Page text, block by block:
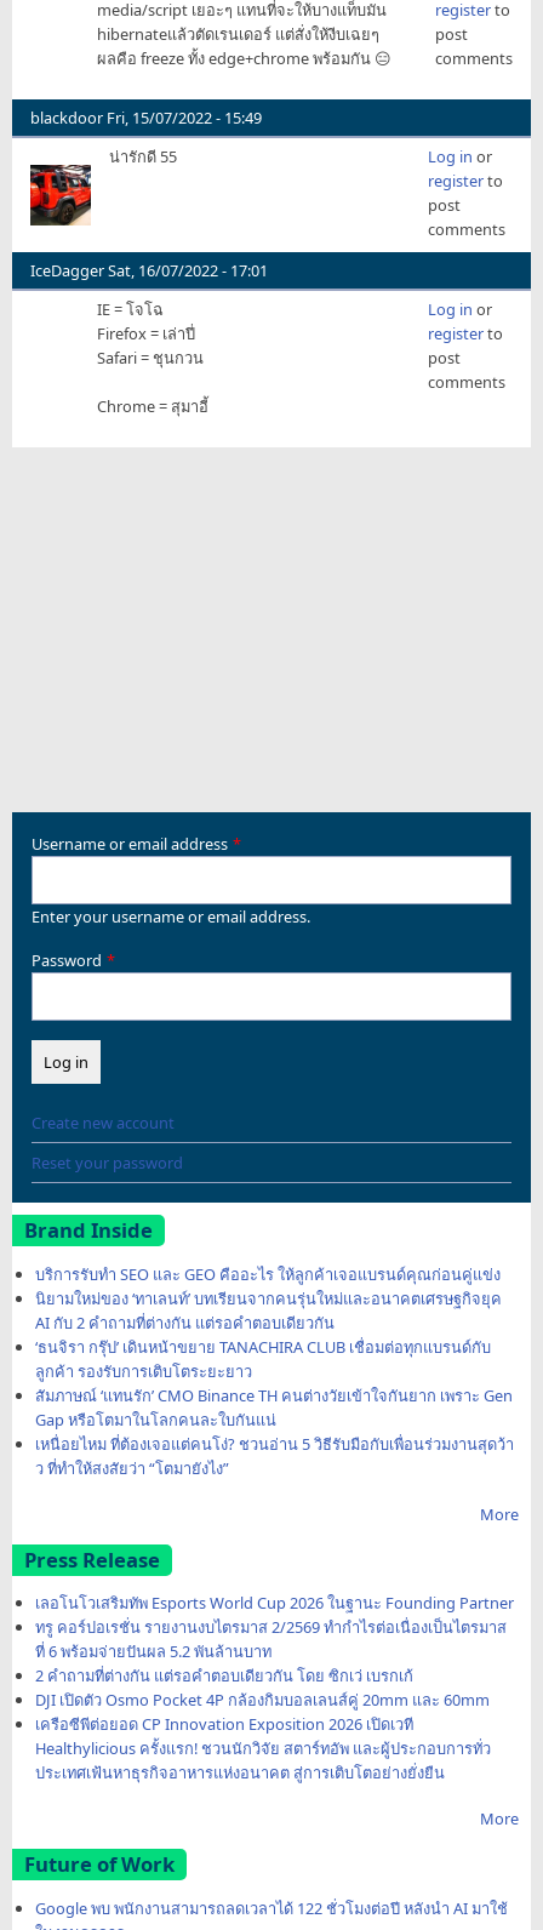
PH41
media/script เยอะๆ แทนที่จะให้บางแท็บมัน
hibernateแล้วตัดเรนเดอร์ แต่สั่งให้งีบเฉยๆ
ผลคือ freeze ทั้ง edge+chrome พร้อมกัน 😑
registerto
post
comments
blackdoor Fri, 15/07/2022 - 15:49
น่ารักดี 55
Log in or
registerto
post
comments
IceDaggerSat, 16/07/2022 - 17:01
IE = โจโฉ
Firefox = เล่าปี่
Safari = ชุนกวน
Chrome = สุมาอี้
Log in or
registerto
post
comments
Username or email address
Enter your username or email address.
Password
Create new account
Reset your password
Brand Inside
บริการรับทำ SEO และ GEO คืออะไร ให้ลูกค้าเจอแบรนด์คุณก่อนคู่แข่ง
นิยามใหม่ของ ‘ทาเลนท์’ บทเรียนจากคนรุ่นใหม่และอนาคตเศรษฐกิจยุค
AI กับ 2 คำถามที่ต่างกัน แต่รอคำตอบเดียวกัน
‘ธนจิรา กรุ๊ป’ เดินหน้าขยาย TANACHIRA CLUB เชื่อมต่อทุกแบรนด์กับ
ลูกค้า รองรับการเติบโตระยะยาว
สัมภาษณ์ ‘แทนรัก’ CMO Binance TH คนต่างวัยเข้าใจกันยาก เพราะ Gen
Gap หรือโตมาในโลกคนละใบกันแน่
เหนื่อยไหม ที่ต้องเจอแต่คนโง่? ชวนอ่าน 5 วิธีรับมือกับเพื่อนร่วมงานสุดว้า
ว ที่ทำให้สงสัยว่า “โตมายังไง”
More
Press Release
เลอโนโวเสริมทัพ Esports World Cup 2026 ในฐานะ Founding Partner
ทรู คอร์ปอเรชั่น รายงานงบไตรมาส 2/2569 ทำกำไรต่อเนื่องเป็นไตรมาส
ที่ 6 พร้อมจ่ายปันผล 5.2 พันล้านบาท
2 คำถามที่ต่างกัน แต่รอคำตอบเดียวกัน โดย ซิกเว่ เบรกเก้
DJI เปิดตัว Osmo Pocket 4P กล้องกิมบอลเลนส์คู่ 20mm และ 60mm
เครือซีพีต่อยอด CP Innovation Exposition 2026 เปิดเวที
Healthylicious ครั้งแรก! ชวนนักวิจัย สตาร์ทอัพ และผู้ประกอบการทั่ว
ประเทศเฟ้นหาธุรกิจอาหารแห่งอนาคต สู่การเติบโตอย่างยั่งยืน
More
Future of Work
Google พบ พนักงานสามารถลดเวลาได้ 122 ชั่วโมงต่อปี หลังนำ AI มาใช้